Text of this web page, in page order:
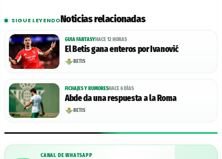
SIGUE LEYENDONoticias relacionadas
GUIA FANTASYHACE 12 HORAS
El Betis gana enteros por Ivanović
BETIS
FICHAJES Y RUMORESHACE 6 DÍAS
Abde da una respuesta a la Roma
BETIS
CANAL DE WHATSAPP